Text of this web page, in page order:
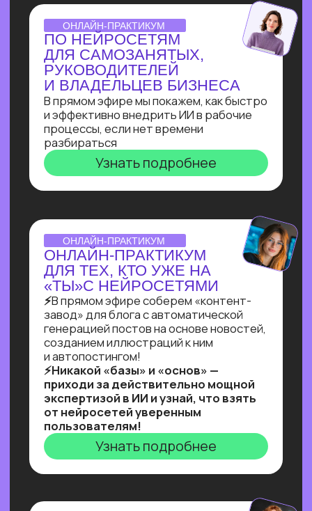
реальное видение рынка ИИ
от эксперта по нейросетям Зерокодер
Кирилла Пшинника!
Узнать подробнее
ВЕБИНАР-ОБЗОР
ПРОФЕССИЯ ПРОМПТ-
ИНЖЕНЕР: КАК ХАЙП
ПРОШЛОГО ГОДА
ПРЕВРАТИЛСЯ В САМУЮ
ВОСТРЕБОВАННУЮ
СПЕЦИАЛИЗАЦИЮ В 2025?
Больше 2 лет наш карьерный центр
поделиться самыми свежими данными
Узнать подробнее
ОNLINE-ПРАКТИКУМ
ПО СОЗДАНИЮ ИИ-
АДМИНИСТРАТОРА
Собираем многофункционального ИИ-
администратора для салона красоты
за 60 минут!
Ты увидишь, как и с помощью чего
реализовывать такие решения,
и узнаешь, как найти 10+ заказчиков
на них даже без опыта работы!
Узнать подробнее